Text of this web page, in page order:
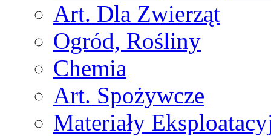
Art. Dla Zwierząt
Ogród, Rośliny
Chemia
Art. Spożywcze
Materiały